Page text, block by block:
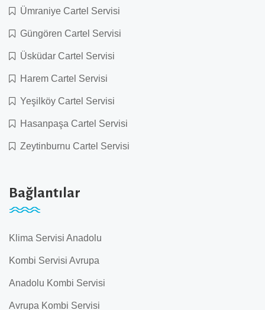
Ümraniye Cartel Servisi
Güngören Cartel Servisi
Üsküdar Cartel Servisi
Harem Cartel Servisi
Yeşilköy Cartel Servisi
Hasanpaşa Cartel Servisi
Zeytinburnu Cartel Servisi
Bağlantılar
Klima Servisi Anadolu
Kombi Servisi Avrupa
Anadolu Kombi Servisi
Avrupa Kombi Servisi